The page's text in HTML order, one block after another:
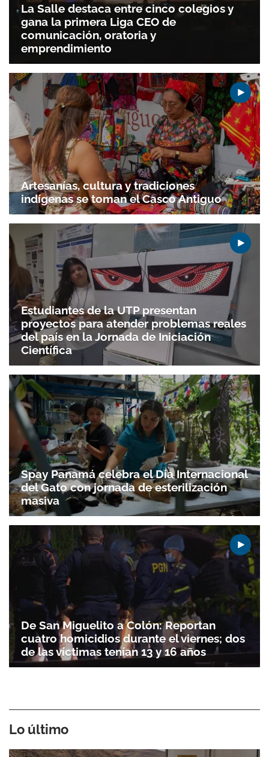
La Salle destaca entre cinco colegios y
gana la primera Liga CEO de
comunicación, oratoria y
emprendimiento
Artesanías, cultura y tradiciones
indígenas se toman el Casco Antiguo
Estudiantes de la UTP presentan
proyectos para atender problemas reales
del país en la Jornada de Iniciación
Científica
Spay Panamá celebra el Día Internacional
del Gato con jornada de esterilización
masiva
De San Miguelito a Colón: Reportan
cuatro homicidios durante el viernes; dos
de las víctimas tenían 13 y 16 años
Lo último